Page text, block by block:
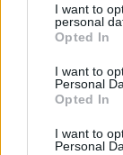
I want to
personal
Opted In
I want to
Personal
Opted In
I want to
Personal
Atrodo, kad
globėjo
Šis
turimais